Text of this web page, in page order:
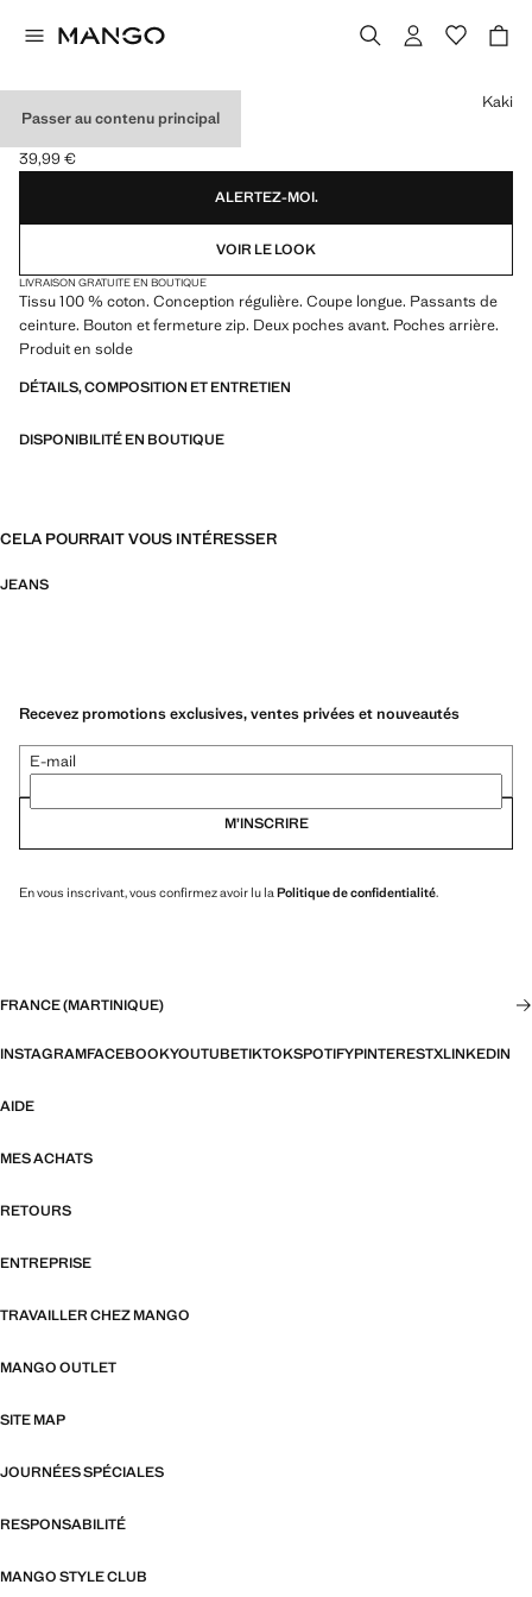
Passer au contenu principal
JEAN REGULAR-FIT
Prix actuel [39,99 € ]
39,99 €
Choisissez une couleur
Kaki
ALERTEZ-MOI.
VOIR LE LOOK
LIVRAISON GRATUITE EN BOUTIQUE
Tissu 100 % coton. Conception régulière. Coupe longue. Passants de
ceinture. Bouton et fermeture zip. Deux poches avant. Poches arrière.
Produit en solde
DÉTAILS, COMPOSITION ET ENTRETIEN
DISPONIBILITÉ EN BOUTIQUE
CELA POURRAIT VOUS INTÉRESSER
JEANS
Recevez promotions exclusives, ventes privées et nouveautés
E-mail
M’INSCRIRE
En vous inscrivant, vous confirmez avoir lu la Politique de confidentialité.
FRANCE (MARTINIQUE)
INSTAGRAMFACEBOOKYOUTUBETIKTOKSPOTIFYPINTERESTXLINKEDIN
AIDE
MES ACHATS
RETOURS
ENTREPRISE
TRAVAILLER CHEZ MANGO
MANGO OUTLET
SITE MAP
JOURNÉES SPÉCIALES
RESPONSABILITÉ
MANGO STYLE CLUB